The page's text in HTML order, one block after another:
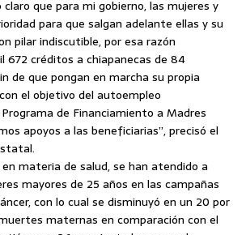
claro que para mi gobierno, las mujeres y
para que salgan adelante ellas y su
pilar indiscutible, por esa razón
672 créditos a chiapanecas de 84
de que pongan en marcha su propia
el objetivo del autoempleo
de Financiamiento a Madres
apoyos a las beneficiarias”, precisó el
materia de salud, se han atendido a
mayores de 25 años en las campañas
con lo cual se disminuyó en un 20 por
maternas en comparación con el